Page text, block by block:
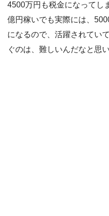
4500万円も税金になってし
億円稼いでも実際には、
になるので、活躍されてい
ぐのは、難しいんだなと思